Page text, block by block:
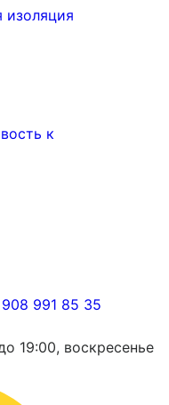
изоляция
к
991 85 35
19:00, воскресенье